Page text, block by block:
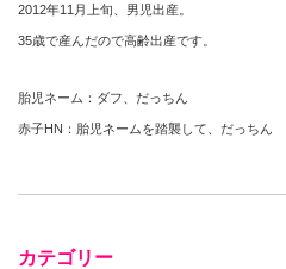
2012年11月上旬、男児出産。
35歳で産んだので高齢出産です。
胎児ネーム：ダフ、だっちん
赤子HN：胎児ネームを踏襲して、だっちん
カテゴリー